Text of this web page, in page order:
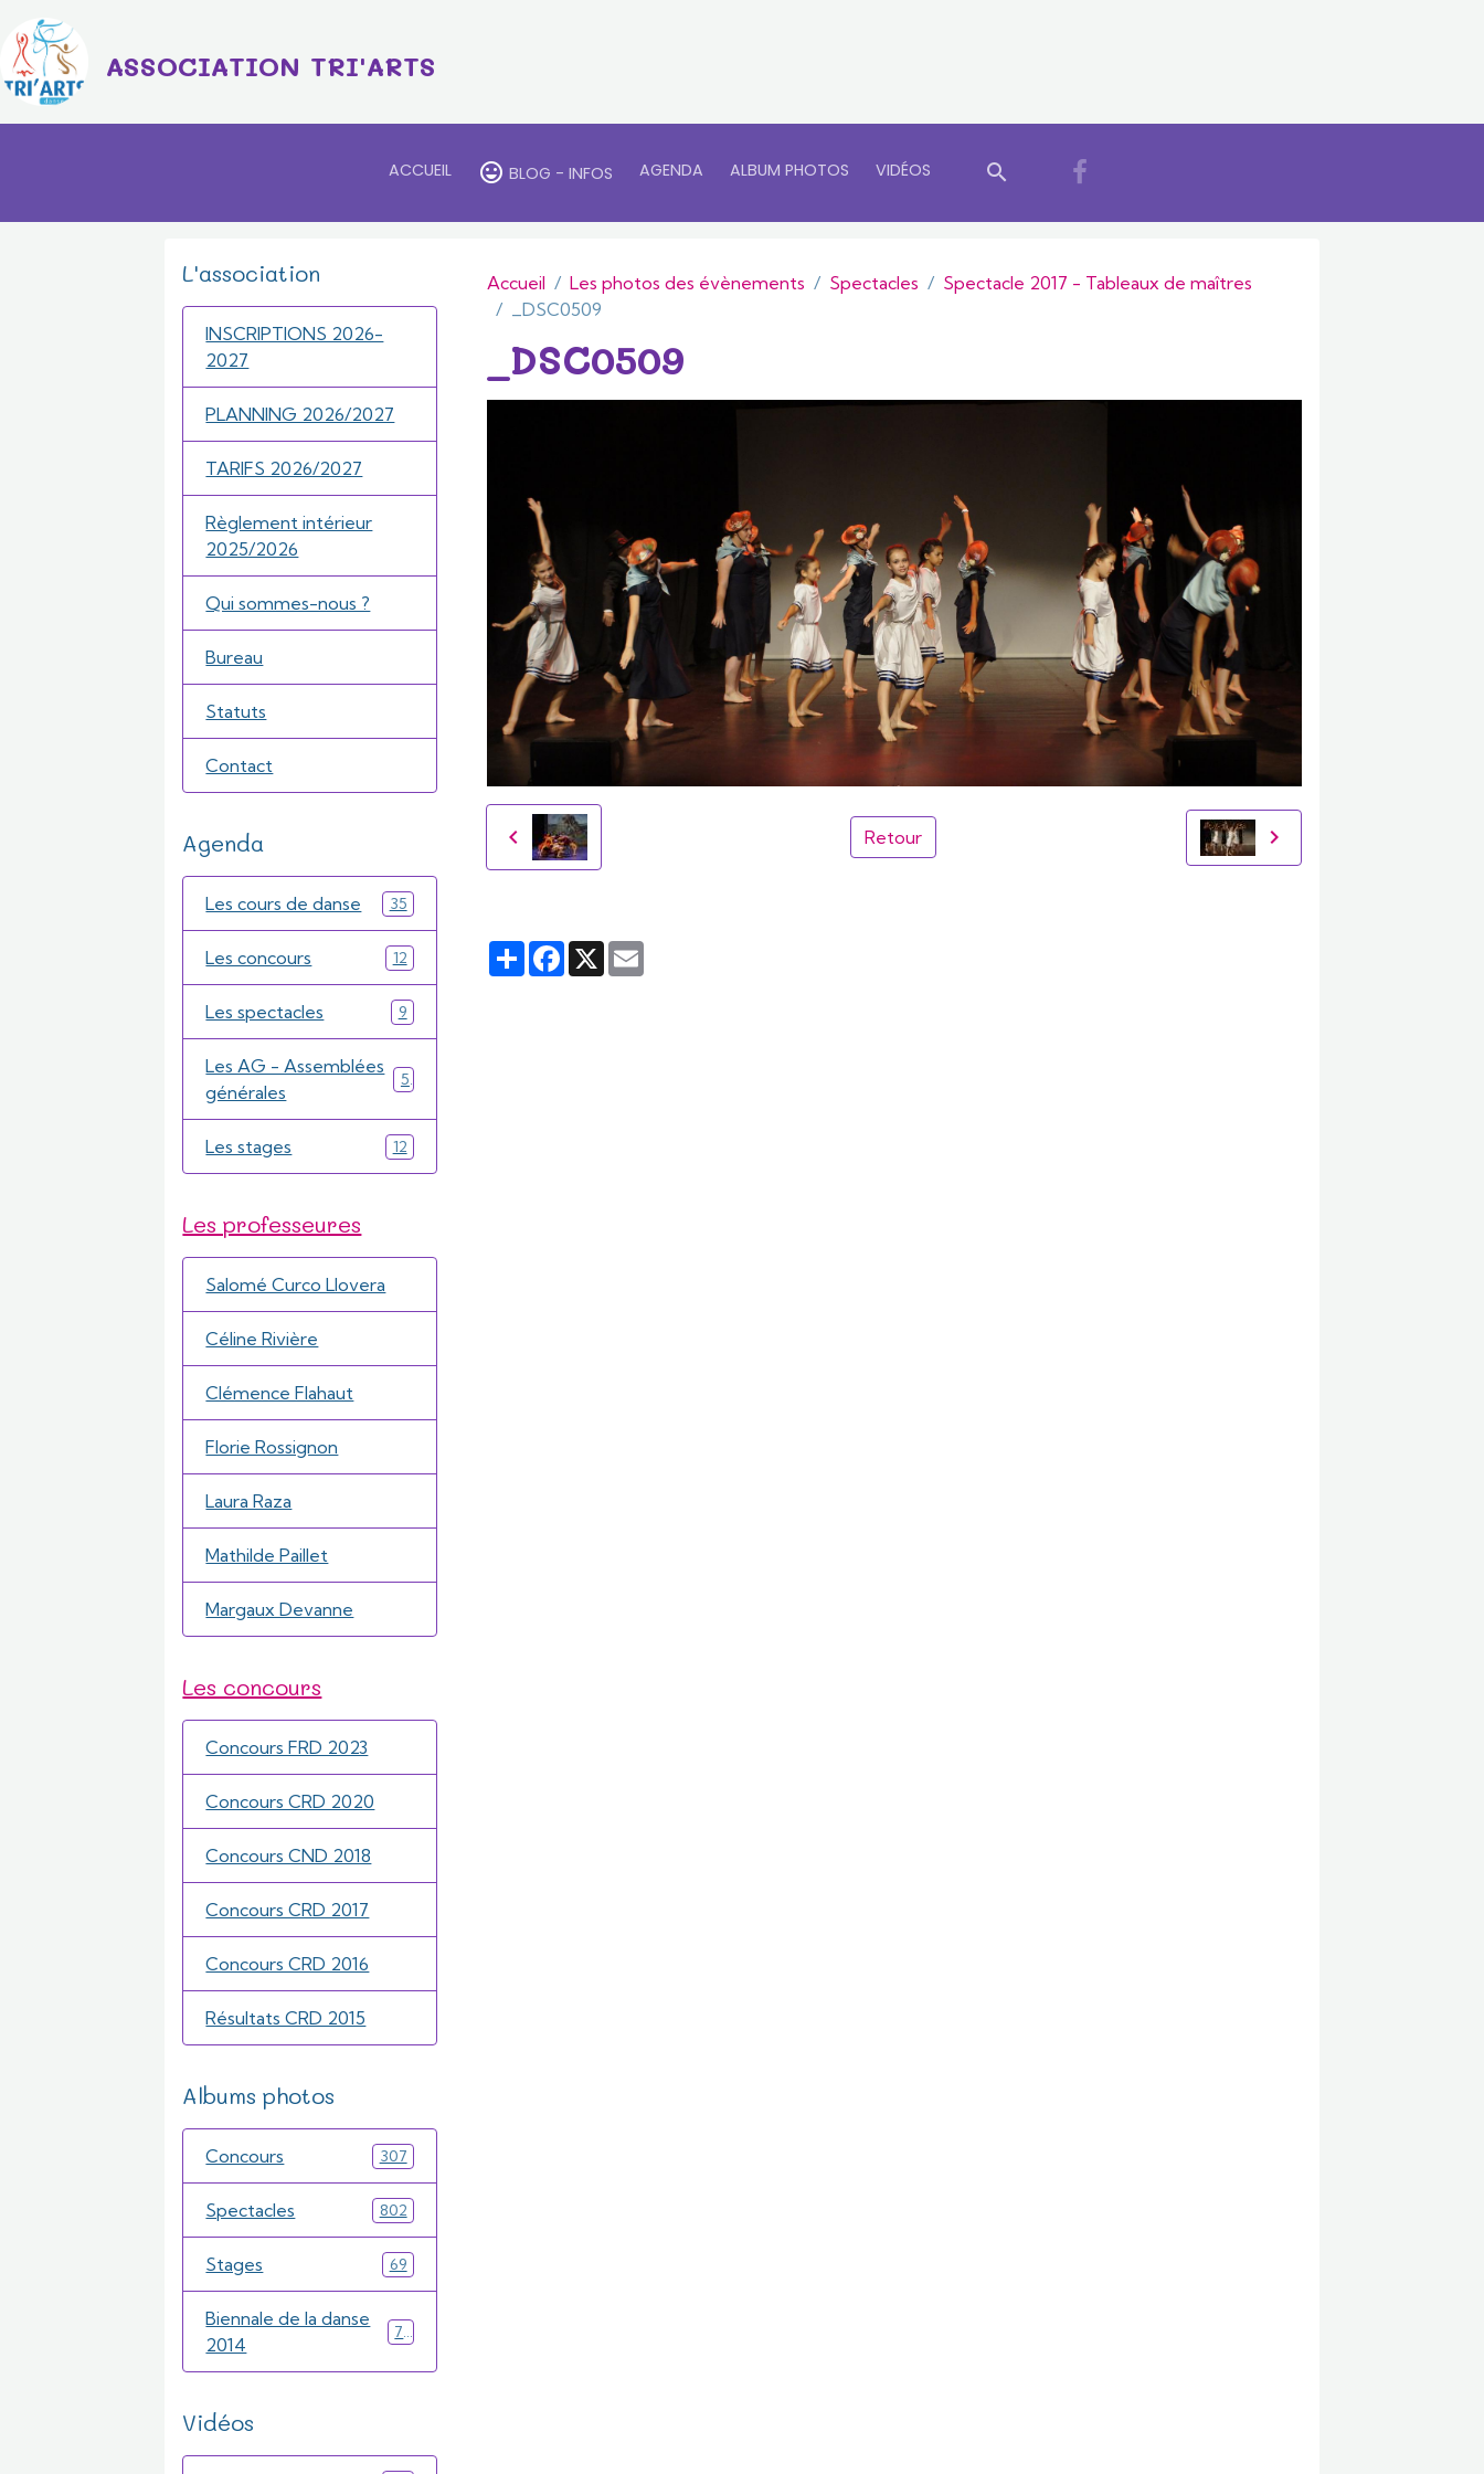
ASSOCIATION TRI'ARTS
ACCUEIL BLOG - INFOS AGENDA ALBUM PHOTOS VIDÉOS
Accueil Les photos des évènements Spectacles
Spectacle 2017 - Tableaux de maîtres
_DSC0509
_DSC0509
Retour
PartagerFacebook
X
L'association
INSCRIPTIONS 2026-
2027
PLANNING 2026/2027
TARIFS 2026/2027
Règlement intérieur
2025/2026
Qui sommes-nous ?
Bureau
Statuts
Contact
Agenda
Les cours de danse 35
Les concours 12
Les spectacles 9
Les AG - Assemblées
générales
5
Les stages 12
Les professeures
Salomé Curco Llovera
Céline Rivière
Clémence Flahaut
Florie Rossignon
Laura Raza
Mathilde Paillet
Margaux Devanne
Les concours
Concours FRD 2023
Concours CRD 2020
Concours CND 2018
Concours CRD 2017
Concours CRD 2016
Résultats CRD 2015
Albums photos
Concours 307
Spectacles 802
Stages 69
Biennale de la danse
2014
71
Vidéos